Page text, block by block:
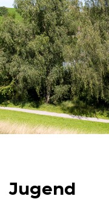
Jugend